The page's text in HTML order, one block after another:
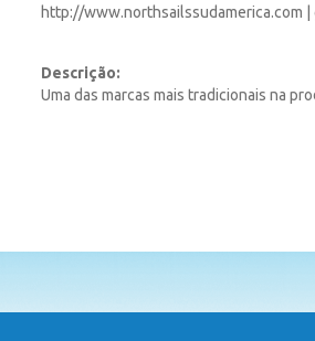
http://www.northsailssudamerica.com
Descrição:
Uma das marcas mais tradicionais na